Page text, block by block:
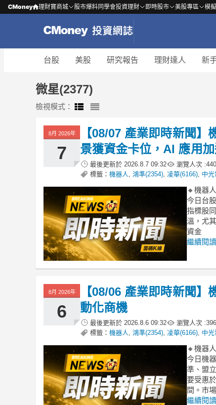
CMoney 理財寶商城 股市爆料同學會投資理財 即時股市 美股專區 模
台股 美股 研究報告 理財達人 新
微星(2377)
檢視模式：
8月 2026年
7
【08/07 產業即時新聞
景獲資金卡位，AI 應用
最後更新於 2026.8.7 09:32 瀏覽人次 :440
標籤： 機器人 鴻準(2354) 凌華(6166) 中光
🔸機器
今日台
指標股
溫，尤
資金
繼續閱
8月 2026年
6
【08/06 產業即時新聞
動化商機
最後更新於 2026.8.6 09:32 瀏覽人次 :396
標籤： 機器人 鴻準(2354) 凌華(6166) 中光
🔸機器
今日機
準、盟
要受惠
間。市
繼續閱